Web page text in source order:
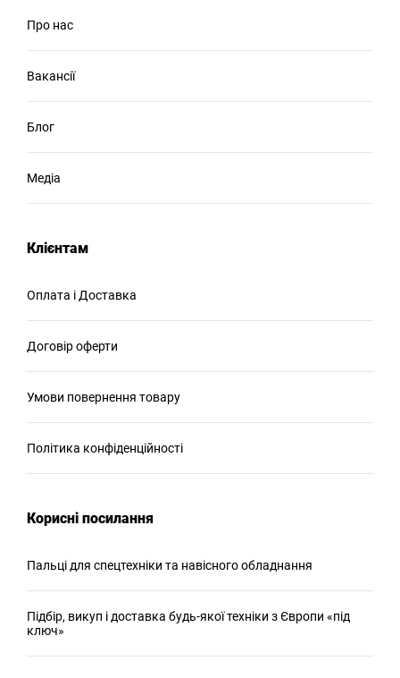
Про нас
Вакансії
Блог
Медіа
Клієнтам
Оплата і Доставка
Договір оферти
Умови повернення товару
Політика конфіденційності
Корисні посилання
Пальці для спецтехніки та навісного обладнання
Підбір, викуп і доставка будь-якої техніки з Європи «під
ключ»